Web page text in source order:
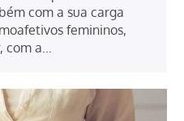
com a sua carga
femininos,
com a…